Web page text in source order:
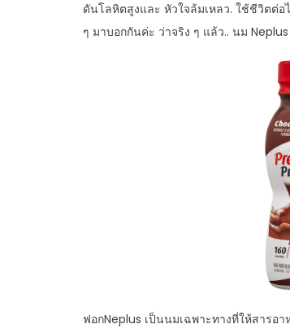
ดันโลหิตสูงและ หัวใจล้มเหลว. ใช้ชีวิตต่
ๆ มาบอกกันค่ะ ว่าจริง ๆ แล้ว.. นม
ฟอกNeplus เป็นนมเฉพาะทางที่ให้สารอ